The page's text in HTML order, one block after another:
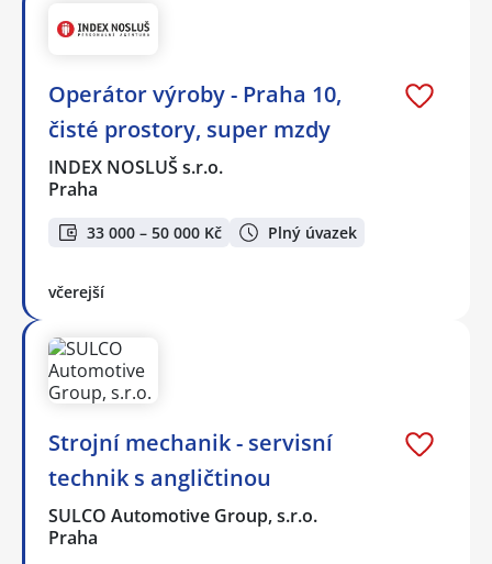
Operátor výroby - Praha 10,
čisté prostory, super mzdy
INDEX NOSLUŠ s.r.o.
Praha
33 000 – 50 000 Kč Plný úvazek
včerejší
Strojní mechanik - servisní
technik s angličtinou
SULCO Automotive Group, s.r.o.
Praha